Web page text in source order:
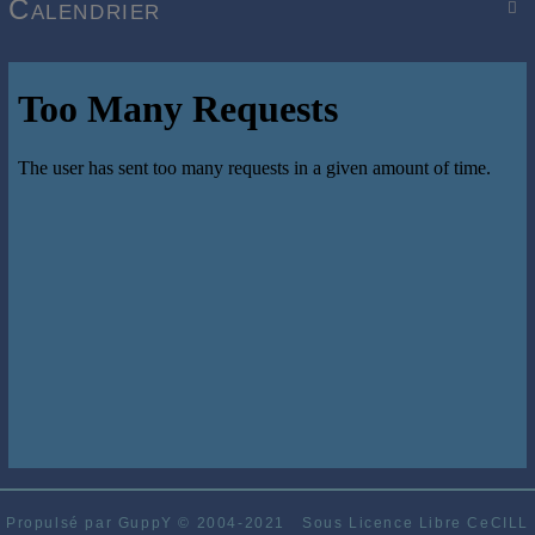

Calendrier
Propulsé par GuppY© 2004-2021 Sous Licence Libre CeCILL